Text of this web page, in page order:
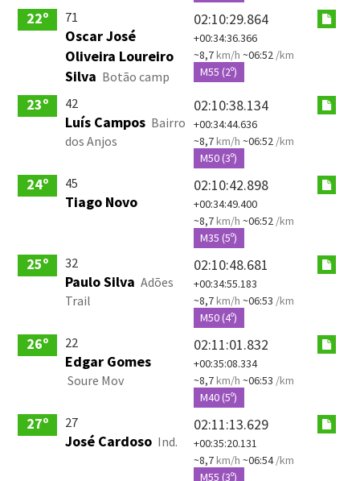
22º 71
Oscar José
Oliveira Loureiro
Silva Botão camp
02:10:29.864
+00:34:36.366
~8,7km/h ~06:52 /km
M55 (2º)
23º 42
Luís Campos Bairro
dos Anjos
02:10:38.134
+00:34:44.636
~8,7km/h ~06:52 /km
M50 (3º)
24º 45
Tiago Novo
02:10:42.898
+00:34:49.400
~8,7km/h ~06:52 /km
M35 (5º)
25º 32
Paulo Silva Adões
Trail
02:10:48.681
+00:34:55.183
~8,7km/h ~06:53 /km
M50 (4º)
26º 22
Edgar Gomes
Soure Mov
02:11:01.832
+00:35:08.334
~8,7km/h ~06:53 /km
M40 (5º)
27º 27
José Cardoso Ind.
02:11:13.629
+00:35:20.131
~8,7km/h ~06:54/km
M55 (3º)